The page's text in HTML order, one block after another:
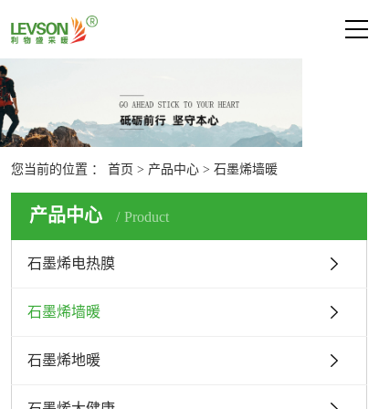
关于利物盛
新闻中心
石墨烯地暖
技术支持
联系我们
您当前的位置 ：首页 > 产品中心 >石墨烯墙暖
产品中心 Product
石墨烯电热膜
石墨烯墙暖
石墨烯地暖